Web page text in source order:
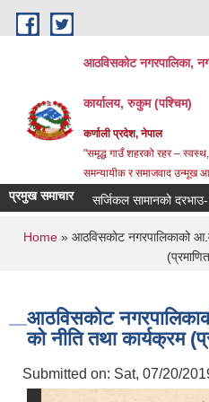
Skip to main content
आठविसकोट नगरपालिका,
कार्यालय, रुकुम (पश्चिम)
कर्णाली प्रदेश, नेपाल
"समृद्ध गाउँ शहरको रहर –
समन्यायीक र समाजवाद उन्मूख
प्रमुख समाचारसर्जिकल सामानको दरभाउ- पत्र
You are here
Home» आठविसकोट नगरपालिकाको
आठविसकोट
को नीति तथा कार्यक्रम
Submitted on: Sat, 07/20/